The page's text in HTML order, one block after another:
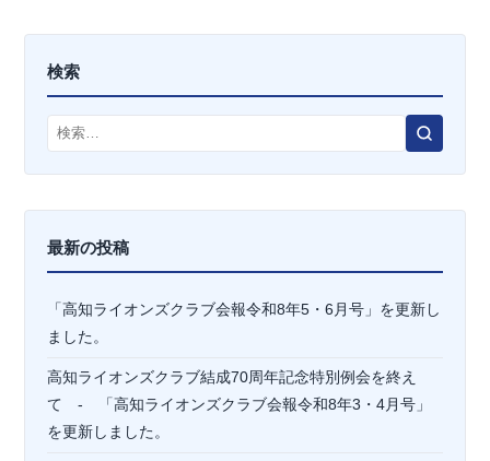
検索
検
最新の投稿
「高知ライオンズクラブ会報令和8年5・6月号」を更新し
ました。
高知ライオンズクラブ結成70周年記念特別例会を終え
て - 「高知ライオンズクラブ会報令和8年3・4月号」
を更新しました。